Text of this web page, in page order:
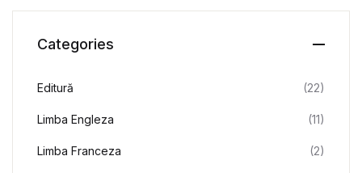
Categories
Editură (22)
Limba Engleza (11)
Limba Franceza (2)